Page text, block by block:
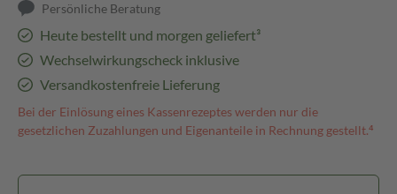
Persönliche Beratung
Heute bestellt und morgen geliefert³
Wechselwirkungscheck inklusive
Versandkostenfreie Lieferung
Bei der Einlösung eines Kassenrezeptes werden nur die
gesetzlichen Zuzahlungen und Eigenanteile in Rechnung gestellt.⁴